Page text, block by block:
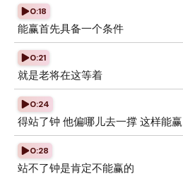
0:18
能赢首先具备一个条件
0:21
就是老将在这等着
0:24
得站了钟 他偏哪儿去一撑 这样能赢
0:28
站不了钟是肯定不能赢的